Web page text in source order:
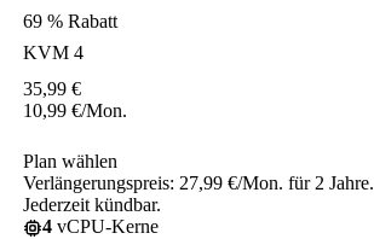
69 % Rabatt
KVM 4
35,99 €
10,99 €/Mon.
Plan wählen
Verlängerungspreis: 27,99 €/Mon. für 2 Jahre.
Jederzeit kündbar.
4 vCPU-Kerne